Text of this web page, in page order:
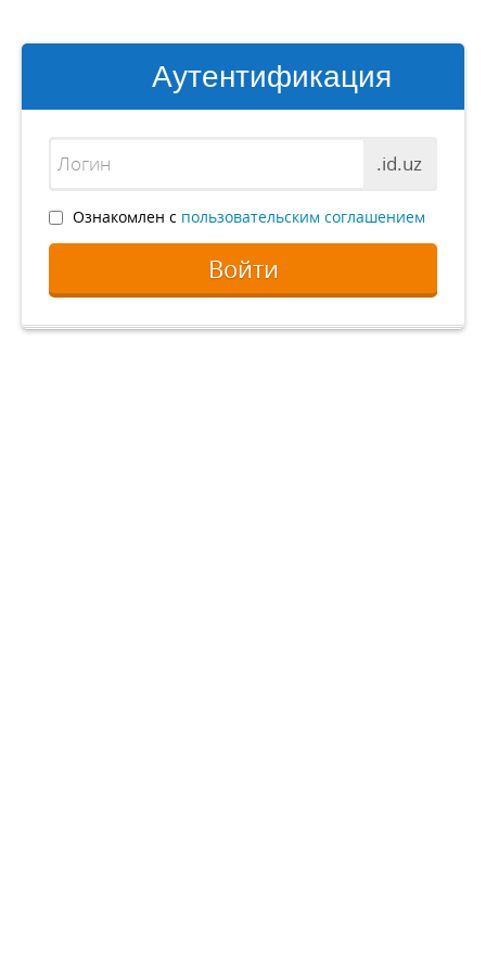
Аутентификация
.id.uz
Ознакомлен с пользовательским соглашением
Войти